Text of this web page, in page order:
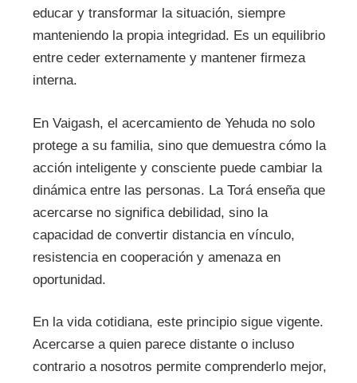
educar y transformar la situación, siempre
manteniendo la propia integridad. Es un equilibrio
entre ceder externamente y mantener firmeza
interna.
En Vaigash, el acercamiento de Yehuda no solo
protege a su familia, sino que demuestra cómo la
acción inteligente y consciente puede cambiar la
dinámica entre las personas. La Torá enseña que
acercarse no significa debilidad, sino la
capacidad de convertir distancia en vínculo,
resistencia en cooperación y amenaza en
oportunidad.
En la vida cotidiana, este principio sigue vigente.
Acercarse a quien parece distante o incluso
contrario a nosotros permite comprenderlo mejor,